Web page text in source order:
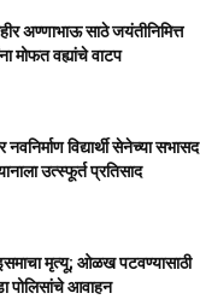
अण्णाभाऊ साठे जयंतीनिमित्त
मोफत वह्यांचे वाटप
नवनिर्माण विद्यार्थी सेनेच्या सभासद
उत्स्फूर्त प्रतिसाद
मृत्यू; ओळख पटवण्यासाठी
पोलिसांचे आवाहन